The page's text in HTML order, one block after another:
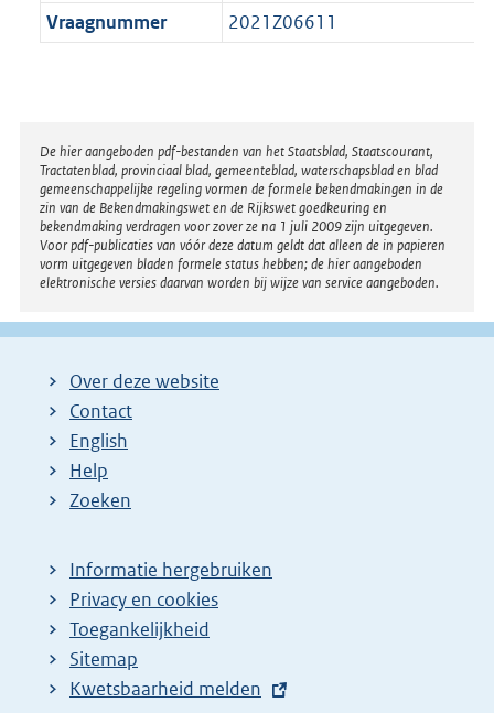
Vraagnummer
2021Z06611
Disclaimer
De hier aangeboden pdf-bestanden van het Staatsblad, Staatscourant,
Tractatenblad, provinciaal blad, gemeenteblad, waterschapsblad en blad
gemeenschappelijke regeling vormen de formele bekendmakingen in de
zin van de Bekendmakingswet en de Rijkswet goedkeuring en
bekendmaking verdragen voor zover ze na 1 juli 2009 zijn uitgegeven.
Voor pdf-publicaties van vóór deze datum geldt dat alleen de in papieren
vorm uitgegeven bladen formele status hebben; de hier aangeboden
elektronische versies daarvan worden bij wijze van service aangeboden.
Over deze website
Contact
English
Help
Zoeken
Informatie hergebruiken
Privacy en cookies
Toegankelijkheid
Sitemap
E
Kwetsbaarheid melden